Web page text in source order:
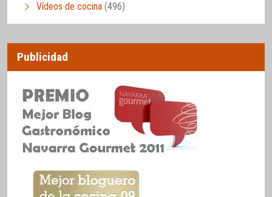
Vídeos de cocina (496)
Publicidad